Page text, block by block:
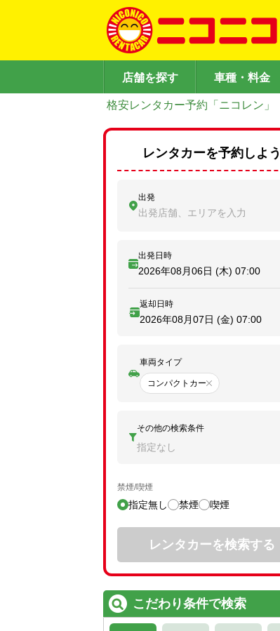
店舗を探す 車種・料金
格安レンタカー予約「ニコレン」
レンタカーを予約しよう
出発
出発店舗、エリアを入力
出発日時
2026年08月06日 (木) 07:00
返却日時
2026年08月07日 (金) 07:00
車両タイプ
コンパクトカー
その他の検索条件
指定なし
禁煙/喫煙
指定無し 禁煙 喫煙
レンタカーを検索する
こだわり条件で検索